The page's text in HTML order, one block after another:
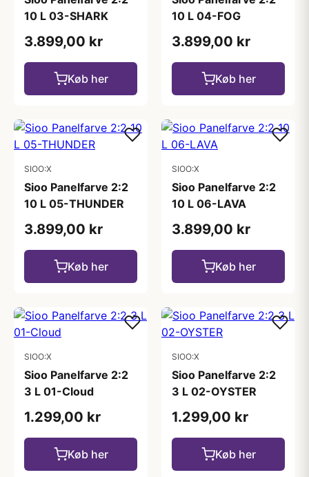
10 L 03-SHARK
3.899,00 kr
Køb her
10 L 04-FOG
3.899,00 kr
Køb her
SIOO:X
Sioo Panelfarve 2:2
10 L 05-THUNDER
3.899,00 kr
Køb her
SIOO:X
Sioo Panelfarve 2:2
10 L 06-LAVA
3.899,00 kr
Køb her
SIOO:X
Sioo Panelfarve 2:2
3 L 01-Cloud
1.299,00 kr
Køb her
SIOO:X
Sioo Panelfarve 2:2
3 L 02-OYSTER
1.299,00 kr
Køb her